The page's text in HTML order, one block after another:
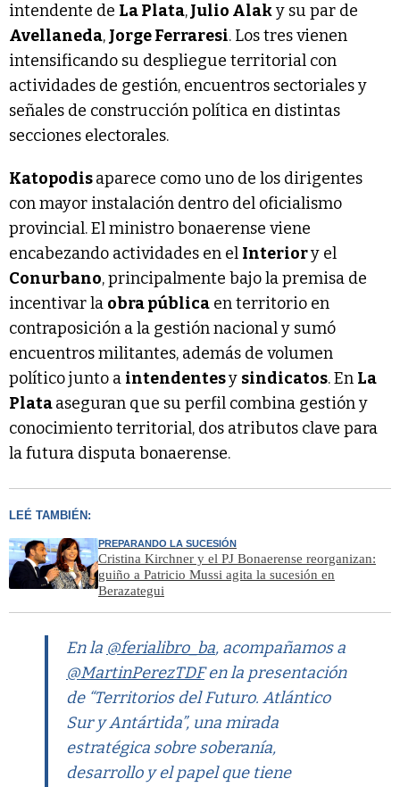
intendente de La Plata,Julio Alaky su par de
Avellaneda, Jorge Ferraresi. Los tres vienen
intensificando su despliegue territorial con
actividades de gestión, encuentros sectoriales y
señales de construcción política en distintas
secciones electorales.
Katopodisaparece como uno de los dirigentes
con mayor instalación dentro del oficialismo
provincial. El ministro bonaerense viene
encabezando actividades en el Interiory el
Conurbano, principalmente bajo la premisa de
incentivar la obra pública en territorio en
contraposición a la gestión nacional y sumó
encuentros militantes, además de volumen
político junto a intendentesy sindicatos. En La
Plataaseguran que su perfil combina gestión y
conocimiento territorial, dos atributos clave para
la futura disputa bonaerense.
LEÉ TAMBIÉN:
PREPARANDO LA SUCESIÓN
Cristina Kirchner y el PJ Bonaerense reorganizan:
guiño a Patricio Mussi agita la sucesión en
Berazategui
En la @ferialibro_ba, acompañamos a
@MartinPerezTDFen la presentación
de “Territorios del Futuro. Atlántico
Sur y Antártida”, una mirada
estratégica sobre soberanía,
desarrollo y el papel que tiene